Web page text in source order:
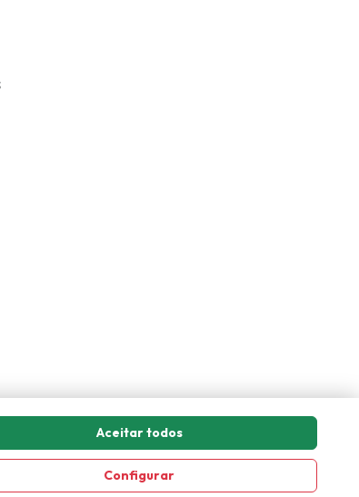
Aceitar todos
Configurar